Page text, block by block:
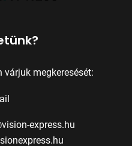
várjuk megkeresését:
express.hu